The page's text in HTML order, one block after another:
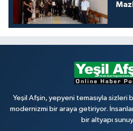
Yeşil Afşin, yepyeni temasıyla sizleri
modernizmi bir araya getiriyor.
bir altyapı